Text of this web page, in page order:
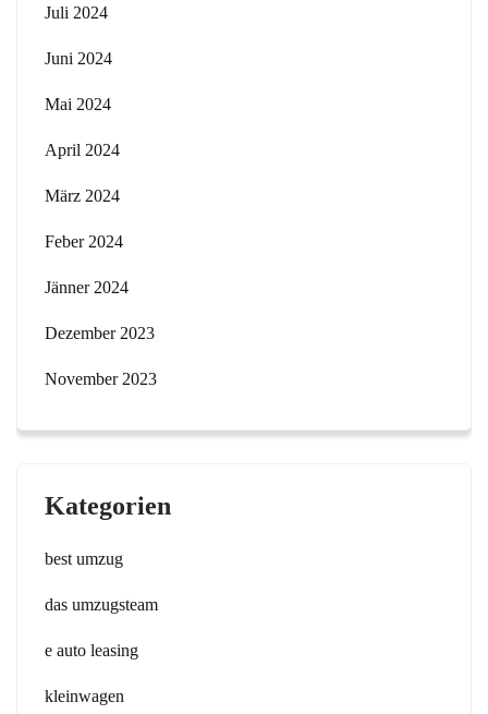
Juli 2024
Juni 2024
Mai 2024
April 2024
März 2024
Feber 2024
Jänner 2024
Dezember 2023
November 2023
Kategorien
best umzug
das umzugsteam
e auto leasing
kleinwagen